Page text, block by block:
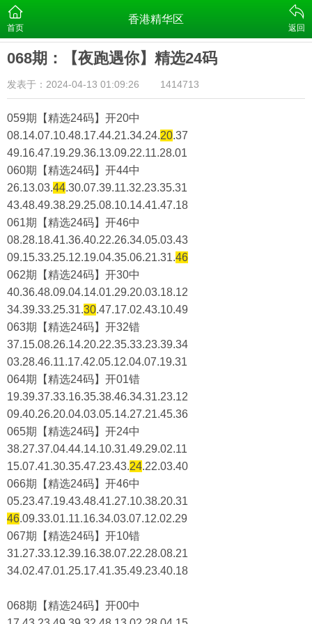
首页
香港精华区
返回
068期：【夜跑遇你】精选24码
发表于：2024-04-13 01:09:26 1414713
059期【精选24码】开20中
08.14.07.10.48.17.44.21.34.24.20.37
49.16.47.19.29.36.13.09.22.11.28.01
060期【精选24码】开44中
26.13.03.44.30.07.39.11.32.23.35.31
43.48.49.38.29.25.08.10.14.41.47.18
061期【精选24码】开46中
08.28.18.41.36.40.22.26.34.05.03.43
09.15.33.25.12.19.04.35.06.21.31.46
062期【精选24码】开30中
40.36.48.09.04.14.01.29.20.03.18.12
34.39.33.25.31.30.47.17.02.43.10.49
063期【精选24码】开32错
37.15.08.26.14.20.22.35.33.23.39.34
03.28.46.11.17.42.05.12.04.07.19.31
064期【精选24码】开01错
19.39.37.33.16.35.38.46.34.31.23.12
09.40.26.20.04.03.05.14.27.21.45.36
065期【精选24码】开24中
38.27.37.04.44.14.10.31.49.29.02.11
15.07.41.30.35.47.23.43.24.22.03.40
066期【精选24码】开46中
05.23.47.19.43.48.41.27.10.38.20.31
46.09.33.01.11.16.34.03.07.12.02.29
067期【精选24码】开10错
31.27.33.12.39.16.38.07.22.28.08.21
34.02.47.01.25.17.41.35.49.23.40.18
068期【精选24码】开00中